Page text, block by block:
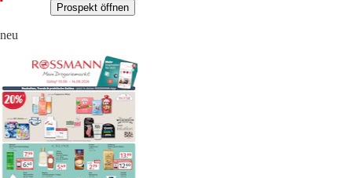
Prospekt öffnen
neu